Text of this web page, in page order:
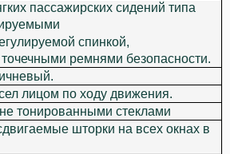
пассажирских сидений типа
спинкой,
ремнями безопасности.
лицом по ходу движения.
тонированными стеклами
шторки на всех окнах в